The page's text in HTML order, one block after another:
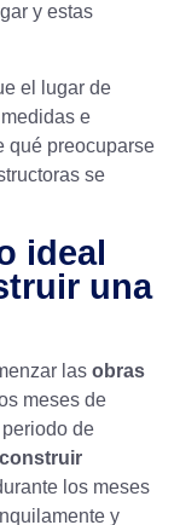
y estas
el lugar de
e
qué preocuparse
se
ideal
una
las obras
meses de
de
construir
los meses
y